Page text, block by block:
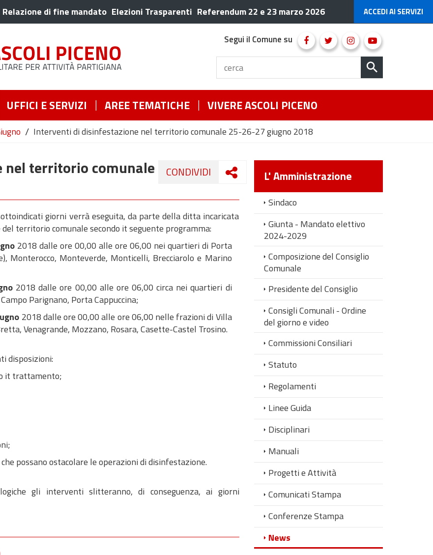
Relazione di fine mandato Elezioni Trasparenti Referendum 22 e 23 marzo 2026 ACCEDI AI SERVIZI
Segui il Comune su
UFFICI E SERVIZI AREE TEMATICHE VIVERE ASCOLI PICENO
/ Interventi di disinfestazione nel territorio comunale 25-26-27 giugno 2018
CONDIVIDI
territorio comunale
giorni verrà eseguita, da parte della ditta incaricata
territorio comunale secondo it seguente programma:
2018 dalle ore 00,00 alle ore 06,00 nei quartieri di Porta
Monterocco, Monteverde, Monticelli, Brecciarolo e Marino
2018 dalle ore 00,00 alle ore 06,00 circa nei quartieri di
Parignano, Porta Cappuccina;
2018 dalle ore 00,00 alle ore 06,00 nelle frazioni di Villa
Venagrande, Mozzano, Rosara, Casette-Castel Trosino.
disposizioni:
it trattamento;
possano ostacolare le operazioni di disinfestazione.
gli interventi slitteranno, di conseguenza, ai giorni
L' Amministrazione
Sindaco
Giunta - Mandato elettivo
2024-2029
Composizione del Consiglio
Comunale
Presidente del Consiglio
Consigli Comunali - Ordine
del giorno e video
Commissioni Consiliari
Statuto
Regolamenti
Linee Guida
Disciplinari
Manuali
Progetti e Attività
Comunicati Stampa
Conferenze Stampa
News